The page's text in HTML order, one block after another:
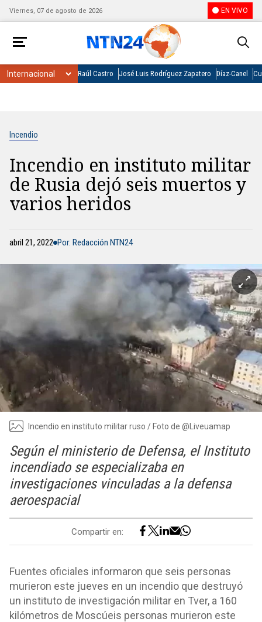
Viernes, 07 de agosto de 2026 EN VIVO
Raúl Castro José Luis Rodríguez Zapatero Díaz-Canel
Incendio
Incendio en instituto militar
de Rusia dejó seis muertos y
varios heridos
abril 21, 2022 Por: Redacción NTN24
Incendio en instituto militar ruso / Foto de @Liveuamap
Según el ministerio de Defensa, el Instituto
incendiado se especializaba en
investigaciones vinculadas a la defensa
aeroespacial
Compartir en:
Fuentes oficiales informaron que seis personas
murieron este jueves en un incendio que destruyó
un instituto de investigación militar en Tver, a 160
kilómetros de Moscúeis personas murieron este